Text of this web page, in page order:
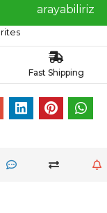
arayabiliriz
Fast Shipping